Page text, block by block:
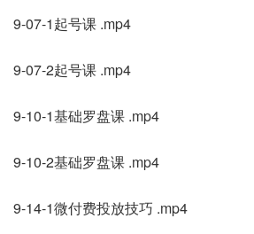
9-07-1起号课 .mp4
9-07-2起号课 .mp4
9-10-1基础罗盘课 .mp4
9-10-2基础罗盘课 .mp4
9-14-1微付费投放技巧 .mp4